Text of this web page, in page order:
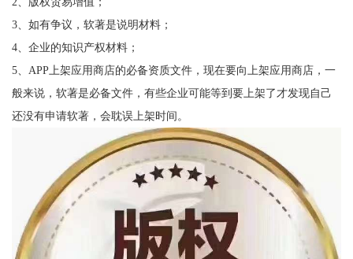
3、如有争议，软著是说明材料；
4、企业的知识产权材料；
5、APP上架应用商店的必备资质文件，现在要向上架应用商店，一
般来说，软著是必备文件，有些企业可能等到要上架了才发现自己
还没有申请软著，会耽误上架时间。